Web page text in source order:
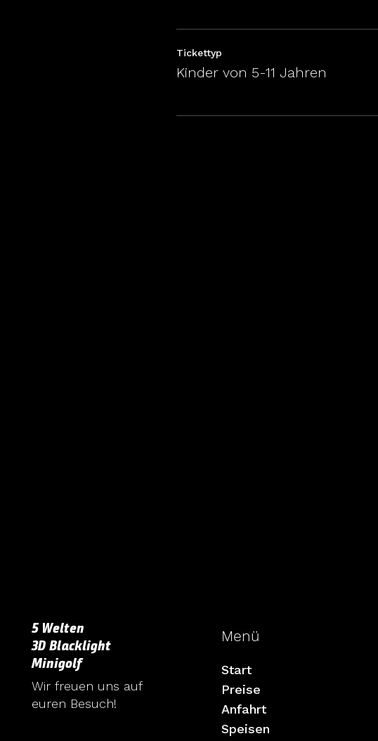
Tickettyp
Kinder von 5-11 Jahren
5 Welten
3D Blacklight
Minigolf
Wir freuen uns auf
euren Besuch!
Menü
Start
Preise
Anfahrt
Speisen